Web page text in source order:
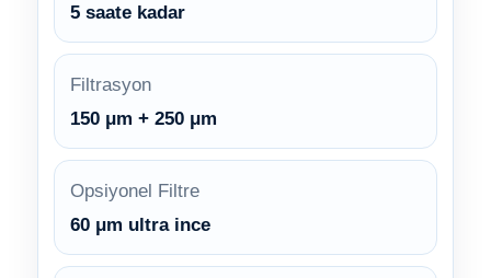
5 saate kadar
Filtrasyon
150 μm + 250 μm
Opsiyonel Filtre
60 μm ultra ince